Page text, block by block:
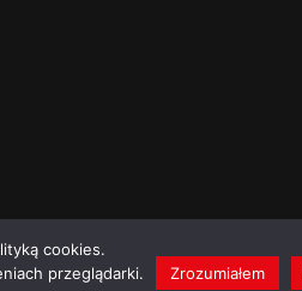
cookies.
przeglądarki.
Zrozumiałem